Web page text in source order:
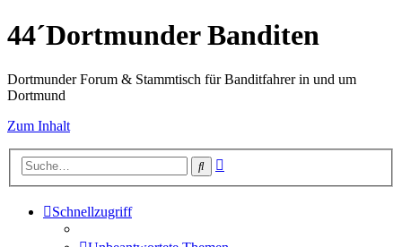
44´Dortmunder Banditen
Dortmunder Forum & Stammtisch für Banditfahrer in und um
Dortmund
Zum Inhalt
Suche
Schnellzugriff